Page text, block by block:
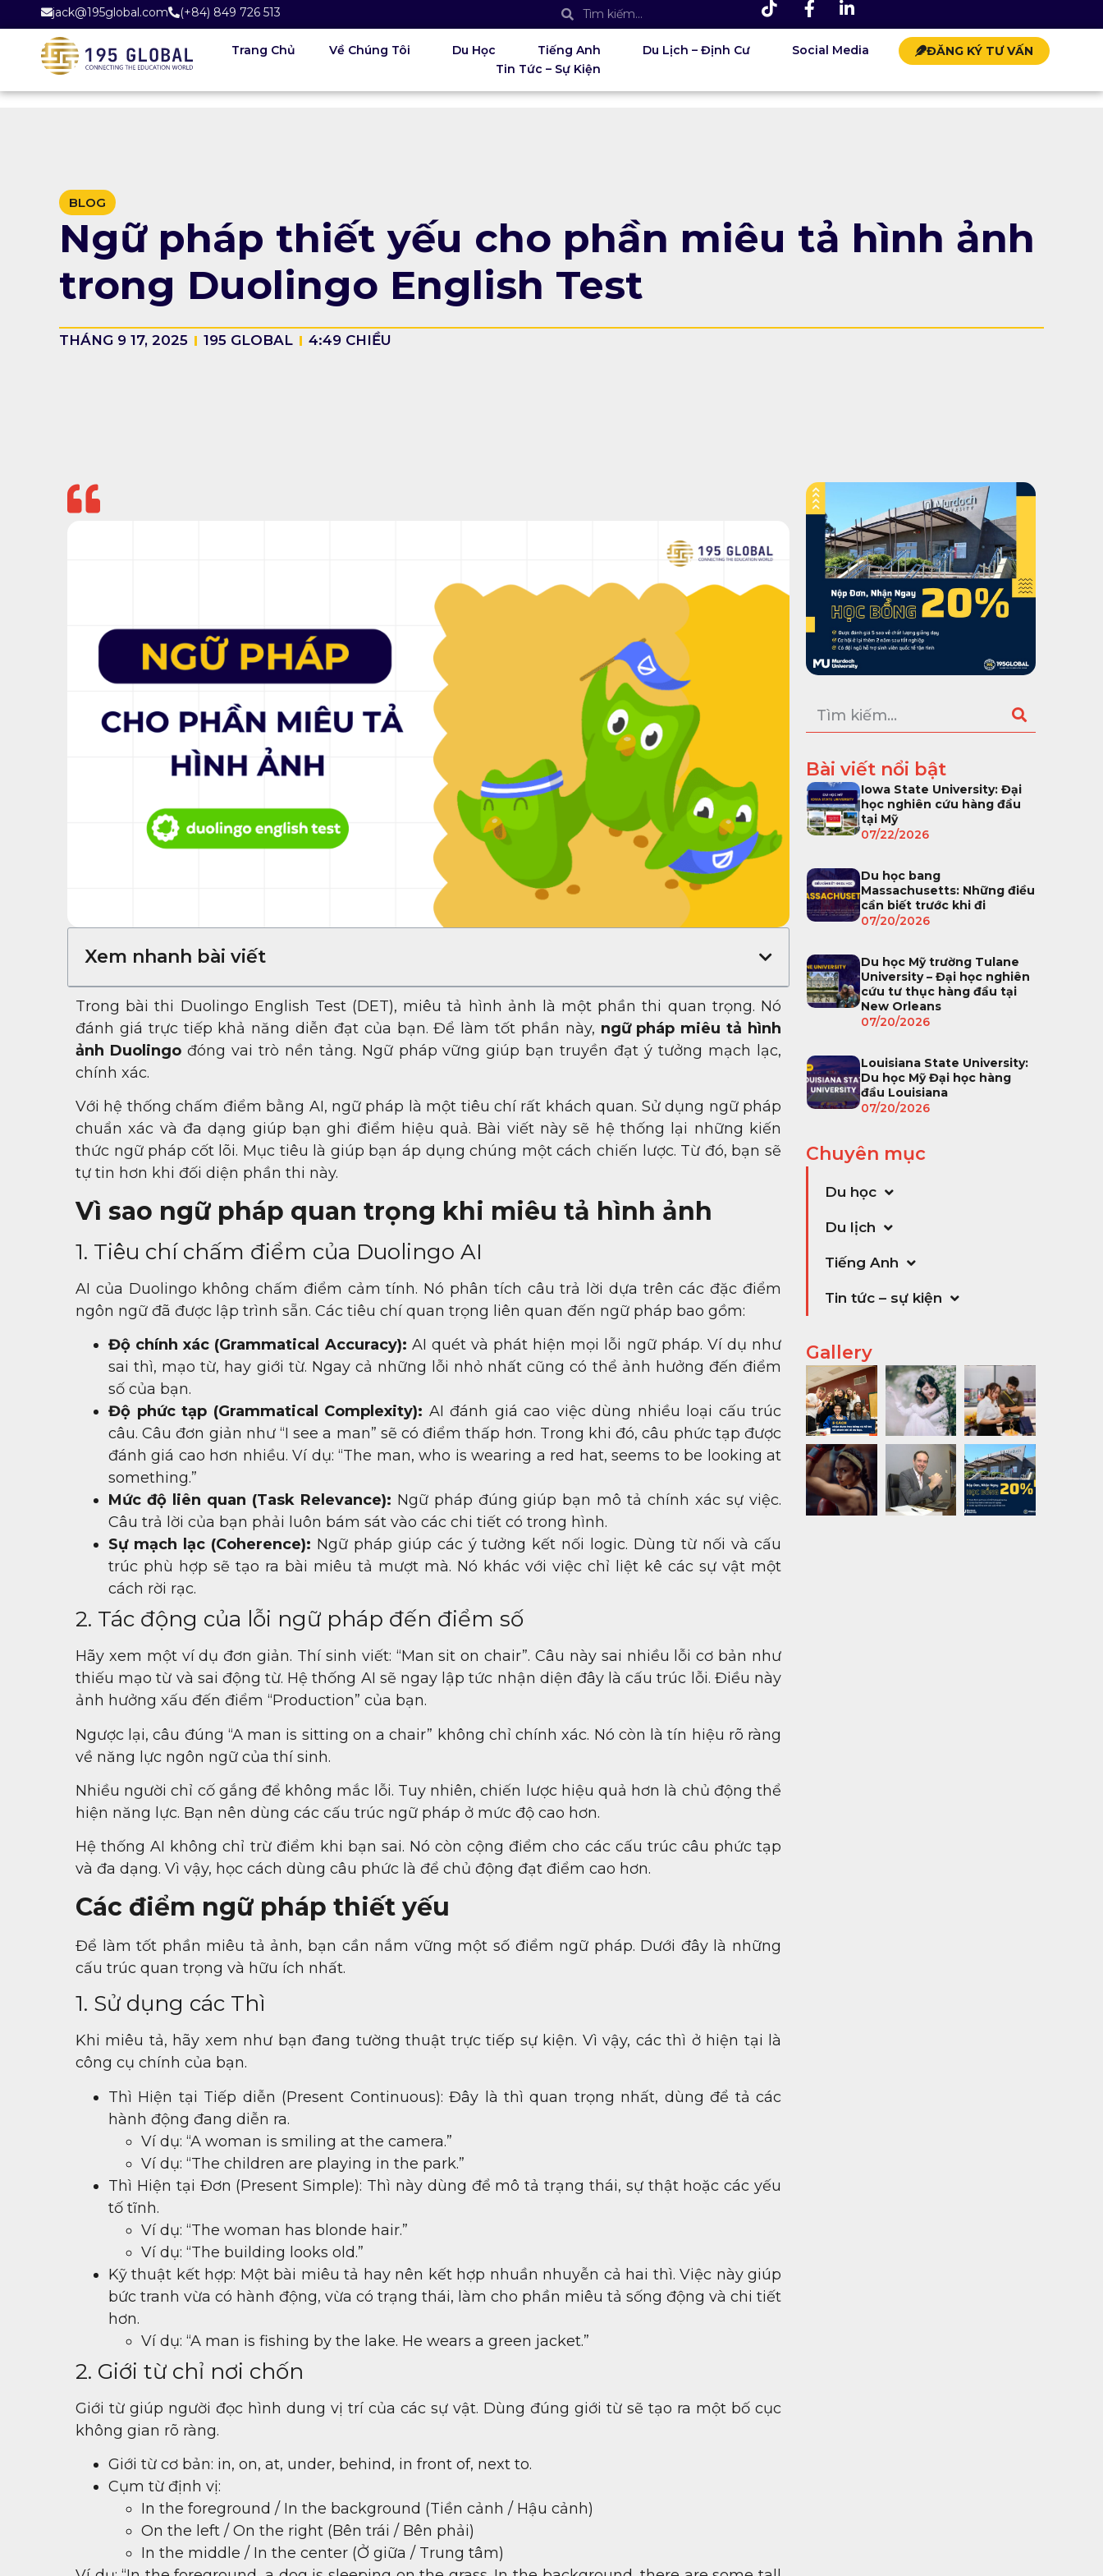
jack@195global.com (+84) 849 726 513
Trang Chủ Về Chúng Tôi Du Học Tiếng Anh Du Lịch – Định Cư
Social Media
Tin Tức – Sự Kiện
ĐĂNG KÝ TƯ VẤN
BLOG
Ngữ pháp thiết yếu cho phần miêu tả hình ảnh
trong Duolingo English Test
THÁNG 9 17, 2025 195 GLOBAL 4:49 CHIỀU
Xem nhanh bài viết
Trong bài thi Duolingo English Test (DET), miêu tả hình ảnh là một phần thi quan trọng. Nó
đánh giá trực tiếp khả năng diễn đạt của bạn. Để làm tốt phần này, ngữ pháp miêu tả hình
ảnh Duolingođóng vai trò nền tảng. Ngữ pháp vững giúp bạn truyền đạt ý tưởng mạch lạc,
chính xác.
Với hệ thống chấm điểm bằng AI, ngữ pháp là một tiêu chí rất khách quan. Sử dụng ngữ pháp
chuẩn xác và đa dạng giúp bạn ghi điểm hiệu quả. Bài viết này sẽ hệ thống lại những kiến
thức ngữ pháp cốt lõi. Mục tiêu là giúp bạn áp dụng chúng một cách chiến lược. Từ đó, bạn sẽ
tự tin hơn khi đối diện phần thi này.
Vì sao ngữ pháp quan trọng khi miêu tả hình ảnh
1. Tiêu chí chấm điểm của Duolingo AI
AI của Duolingo không chấm điểm cảm tính. Nó phân tích câu trả lời dựa trên các đặc điểm
ngôn ngữ đã được lập trình sẵn. Các tiêu chí quan trọng liên quan đến ngữ pháp bao gồm:
Độ chính xác (Grammatical Accuracy): AI quét và phát hiện mọi lỗi ngữ pháp. Ví dụ như
sai thì, mạo từ, hay giới từ. Ngay cả những lỗi nhỏ nhất cũng có thể ảnh hưởng đến điểm
số của bạn.
Độ phức tạp (Grammatical Complexity): AI đánh giá cao việc dùng nhiều loại cấu trúc
câu. Câu đơn giản như “I see a man” sẽ có điểm thấp hơn. Trong khi đó, câu phức tạp được
đánh giá cao hơn nhiều. Ví dụ: “The man, who is wearing a red hat, seems to be looking at
something.”
Mức độ liên quan (Task Relevance): Ngữ pháp đúng giúp bạn mô tả chính xác sự việc.
Câu trả lời của bạn phải luôn bám sát vào các chi tiết có trong hình.
Sự mạch lạc (Coherence): Ngữ pháp giúp các ý tưởng kết nối logic. Dùng từ nối và cấu
trúc phù hợp sẽ tạo ra bài miêu tả mượt mà. Nó khác với việc chỉ liệt kê các sự vật một
cách rời rạc.
2. Tác động của lỗi ngữ pháp đến điểm số
Hãy xem một ví dụ đơn giản. Thí sinh viết: “Man sit on chair”. Câu này sai nhiều lỗi cơ bản như
thiếu mạo từ và sai động từ. Hệ thống AI sẽ ngay lập tức nhận diện đây là cấu trúc lỗi. Điều này
ảnh hưởng xấu đến điểm “Production” của bạn.
Ngược lại, câu đúng “A man is sitting on a chair” không chỉ chính xác. Nó còn là tín hiệu rõ ràng
về năng lực ngôn ngữ của thí sinh.
Nhiều người chỉ cố gắng để không mắc lỗi. Tuy nhiên, chiến lược hiệu quả hơn là chủ động thể
hiện năng lực. Bạn nên dùng các cấu trúc ngữ pháp ở mức độ cao hơn.
Hệ thống AI không chỉ trừ điểm khi bạn sai. Nó còn cộng điểm cho các cấu trúc câu phức tạp
và đa dạng. Vì vậy, học cách dùng câu phức là để chủ động đạt điểm cao hơn.
Các điểm ngữ pháp thiết yếu
Để làm tốt phần miêu tả ảnh, bạn cần nắm vững một số điểm ngữ pháp. Dưới đây là những
cấu trúc quan trọng và hữu ích nhất.
1. Sử dụng các Thì
Khi miêu tả, hãy xem như bạn đang tường thuật trực tiếp sự kiện. Vì vậy, các thì ở hiện tại là
công cụ chính của bạn.
Thì Hiện tại Tiếp diễn (Present Continuous): Đây là thì quan trọng nhất, dùng để tả các
hành động đang diễn ra.
Ví dụ: “A woman is smiling at the camera.”
Ví dụ: “The children are playing in the park.”
Thì Hiện tại Đơn (Present Simple): Thì này dùng để mô tả trạng thái, sự thật hoặc các yếu
tố tĩnh.
Ví dụ: “The woman has blonde hair.”
Ví dụ: “The building looks old.”
Kỹ thuật kết hợp: Một bài miêu tả hay nên kết hợp nhuần nhuyễn cả hai thì. Việc này giúp
bức tranh vừa có hành động, vừa có trạng thái, làm cho phần miêu tả sống động và chi tiết
hơn.
Ví dụ: “A man is fishing by the lake. He wears a green jacket.”
2. Giới từ chỉ nơi chốn
Giới từ giúp người đọc hình dung vị trí của các sự vật. Dùng đúng giới từ sẽ tạo ra một bố cục
không gian rõ ràng.
Giới từ cơ bản: in, on, at, under, behind, in front of, next to.
Cụm từ định vị:
In the foreground / In the background (Tiền cảnh / Hậu cảnh)
On the left / On the right (Bên trái / Bên phải)
In the middle / In the center (Ở giữa / Trung tâm)
Bài viết nổi bật
Iowa State University: Đại
học nghiên cứu hàng đầu
tại Mỹ
07/22/2026
Du học bang
Massachusetts: Những điều
cần biết trước khi đi
07/20/2026
Du học Mỹ trường Tulane
University – Đại học nghiên
cứu tư thục hàng đầu tại
New Orleans
07/20/2026
Louisiana State University:
Du học Mỹ Đại học hàng
đầu Louisiana
07/20/2026
Chuyên mục
Du học
Du lịch
Tiếng Anh
Tin tức – sự kiện
Gallery